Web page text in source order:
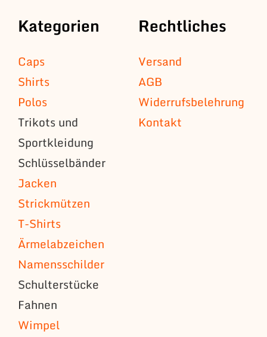
Kategorien
Caps
Shirts
Polos
Trikots und
Sportkleidung
Schlüsselbänder
Jacken
Strickmützen
T-Shirts
Ärmelabzeichen
Namensschilder
Schulterstücke
Fahnen
Wimpel
Rechtliches
Versand
AGB
Widerrufsbelehrung
Kontakt